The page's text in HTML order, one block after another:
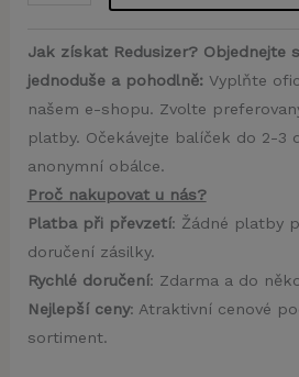
Jak získat Redusizer? Objednejte
jednoduše a pohodlně:Vyplňte
našem e-shopu. Zvolte
platby. Očekávejte balíček do 2-3
anonymní obálce.
Proč nakupovat u nás?
Platba při převzetí: Žádné platby
doručení zásilky.
Rychlé doručení: Zdarma a do
Nejlepší ceny: Atraktivní cenové
sortiment.